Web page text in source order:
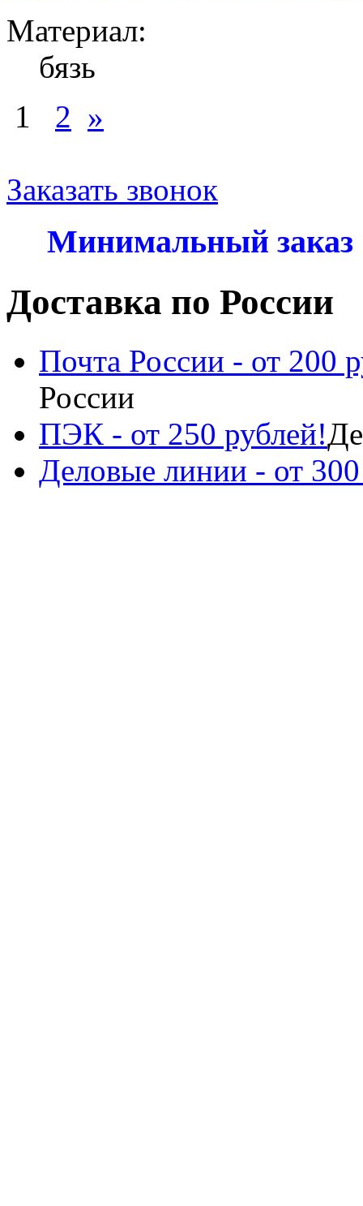
Материал:
бязь
1
2 »
Заказать звонок
Минимальный заказ
Доставка по России
Почта России - от 200
России
ПЭК - от 250 рублей!
Деловые линии - от